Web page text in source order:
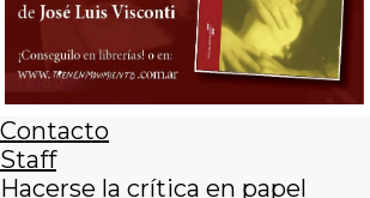
Contacto
Staff
Hacerse la crítica en papel